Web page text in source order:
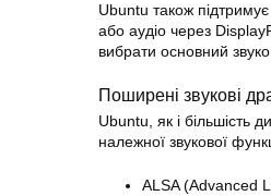
Ubuntu також
або аудіо через
вибрати основний
Поширені звукові
Ubuntu, як і більшість
належної звукової
ALSA (Advanced